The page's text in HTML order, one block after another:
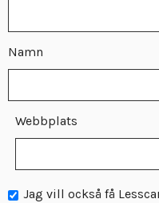
Namn
Webbplats
Jag vill också få